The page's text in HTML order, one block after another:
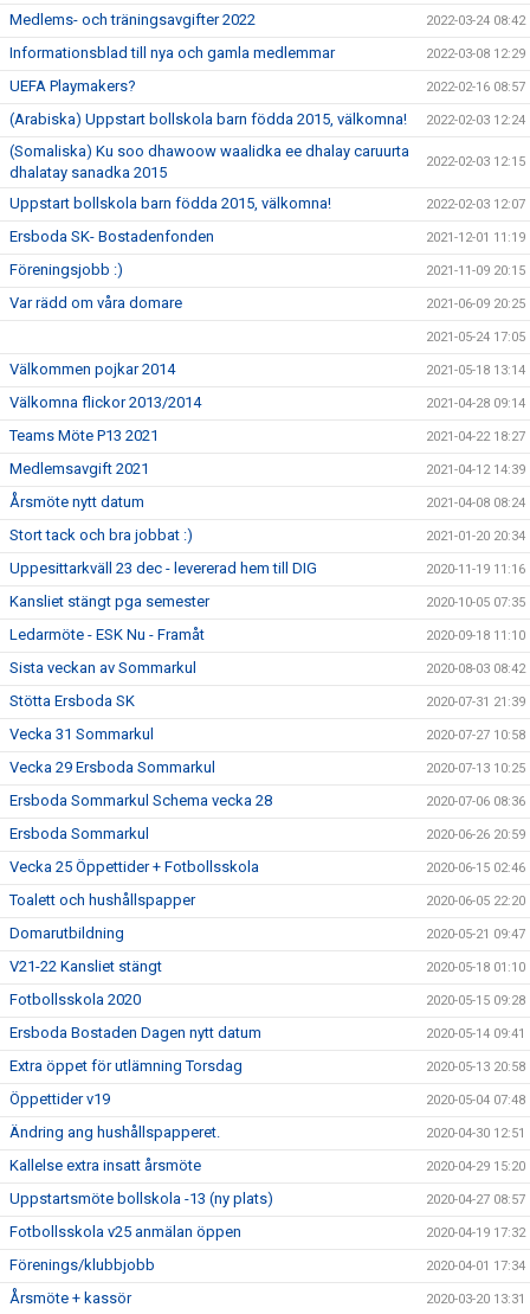
Medlems- och träningsavgifter 2022 2022-03-24 08:42
Informationsblad till nya och gamla medlemmar 2022-03-08 12:29
UEFA Playmakers? 2022-02-16 08:57
(Arabiska) Uppstart bollskola barn födda 2015, välkomna! 2022-02-03 12:24
(Somaliska) Ku soo dhawoow waalidka ee dhalay caruurta
dhalatay sanadka 2015
2022-02-03 12:15
Uppstart bollskola barn födda 2015, välkomna! 2022-02-03 12:07
Ersboda SK- Bostadenfonden 2021-12-01 11:19
Föreningsjobb :) 2021-11-09 20:15
Var rädd om våra domare 2021-06-09 20:25
2021-05-24 17:05
Välkommen pojkar 2014 2021-05-18 13:14
Välkomna flickor 2013/2014 2021-04-28 09:14
Teams Möte P13 2021 2021-04-22 18:27
Medlemsavgift 2021 2021-04-12 14:39
Årsmöte nytt datum 2021-04-08 08:24
Stort tack och bra jobbat :) 2021-01-20 20:34
Uppesittarkväll 23 dec - levererad hem till DIG 2020-11-19 11:16
Kansliet stängt pga semester 2020-10-05 07:35
Ledarmöte - ESK Nu - Framåt 2020-09-18 11:10
Sista veckan av Sommarkul 2020-08-03 08:42
Stötta Ersboda SK 2020-07-31 21:39
Vecka 31 Sommarkul 2020-07-27 10:58
Vecka 29 Ersboda Sommarkul 2020-07-13 10:25
Ersboda Sommarkul Schema vecka 28 2020-07-06 08:36
Ersboda Sommarkul 2020-06-26 20:59
Vecka 25 Öppettider + Fotbollsskola 2020-06-15 02:46
Toalett och hushållspapper 2020-06-05 22:20
Domarutbildning 2020-05-21 09:47
V21-22 Kansliet stängt 2020-05-18 01:10
Fotbollsskola 2020 2020-05-15 09:28
Ersboda Bostaden Dagen nytt datum 2020-05-14 09:41
Extra öppet för utlämning Torsdag 2020-05-13 20:58
Öppettider v19 2020-05-04 07:48
Ändring ang hushållspapperet. 2020-04-30 12:51
Kallelse extra insatt årsmöte 2020-04-29 15:20
Uppstartsmöte bollskola -13 (ny plats) 2020-04-27 08:57
Fotbollsskola v25 anmälan öppen 2020-04-19 17:32
Förenings/klubbjobb 2020-04-01 17:34
Årsmöte + kassör 2020-03-20 13:31